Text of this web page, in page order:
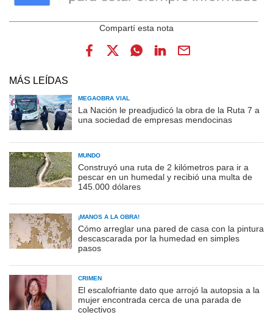
MÁS LEÍDAS
MEGAOBRA VIAL
La Nación le preadjudicó la obra de la Ruta 7 a
una sociedad de empresas mendocinas
MUNDO
Construyó una ruta de 2 kilómetros para ir a
pescar en un humedal y recibió una multa de
145.000 dólares
¡MANOS A LA OBRA!
Cómo arreglar una pared de casa con la pintura
descascarada por la humedad en simples
pasos
CRIMEN
El escalofriante dato que arrojó la autopsia a la
mujer encontrada cerca de una parada de
colectivos